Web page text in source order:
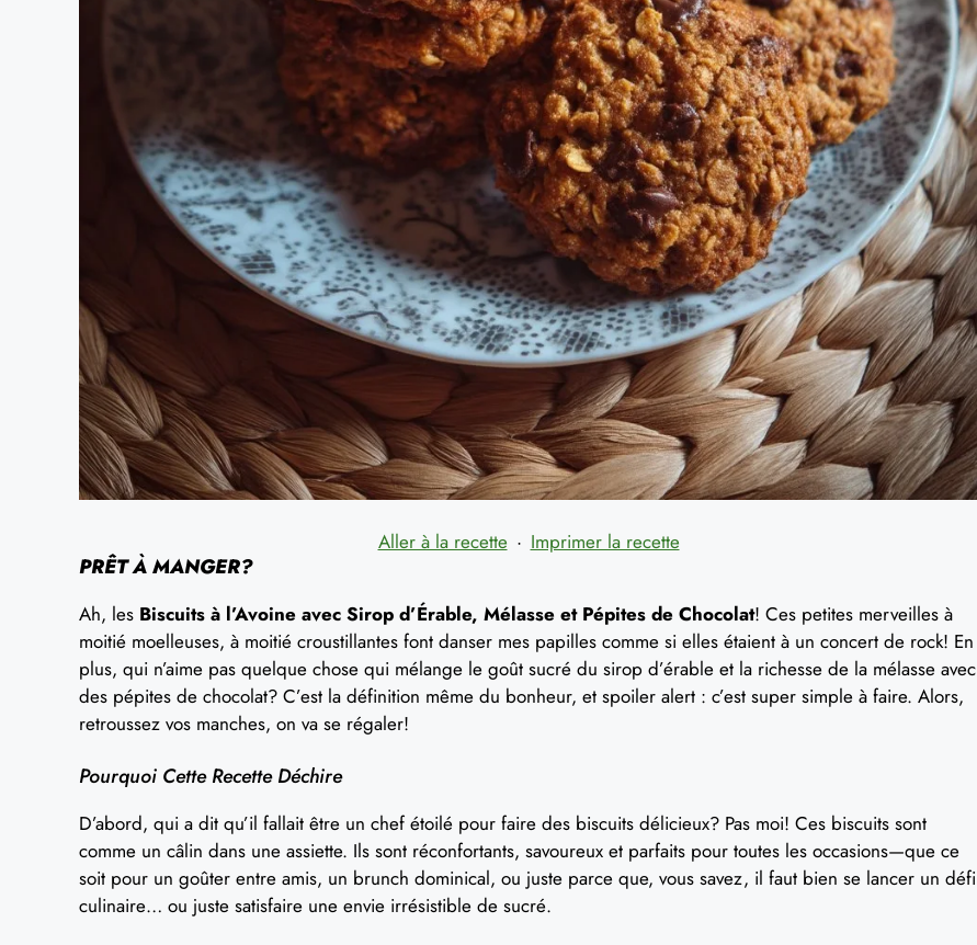
Aller à la recette · Imprimer la recette
PRÊT À MANGER?
Ah, les Biscuits à l’Avoine avec Sirop d’Érable, Mélasse et Pépites de Chocolat! Ces petites merveilles à
moitié moelleuses, à moitié croustillantes font danser mes papilles comme si elles étaient à un concert de rock! En
plus, qui n’aime pas quelque chose qui mélange le goût sucré du sirop d’érable et la richesse de la mélasse avec
des pépites de chocolat? C’est la définition même du bonheur, et spoiler alert : c’est super simple à faire. Alors,
retroussez vos manches, on va se régaler!
Pourquoi Cette Recette Déchire
D’abord, qui a dit qu’il fallait être un chef étoilé pour faire des biscuits délicieux? Pas moi! Ces biscuits sont
comme un câlin dans une assiette. Ils sont réconfortants, savoureux et parfaits pour toutes les occasions—que ce
soit pour un goûter entre amis, un brunch dominical, ou juste parce que, vous savez, il faut bien se lancer un défi
culinaire… ou juste satisfaire une envie irrésistible de sucré.